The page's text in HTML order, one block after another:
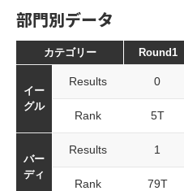
部門別データ
カテゴリー Round1
イー
グル
Results 0
Rank 5T
バー
ディ
Results 1
Rank 79T